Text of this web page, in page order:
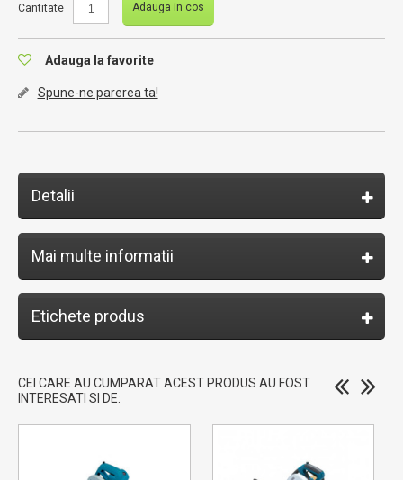
Cantitate Adauga in cos
Adauga la favorite
Spune-ne parerea ta!
Detalii
Mai multe informatii
Etichete produs
CEI CARE AU CUMPARAT ACEST PRODUS AU FOST
INTERESATI SI DE: